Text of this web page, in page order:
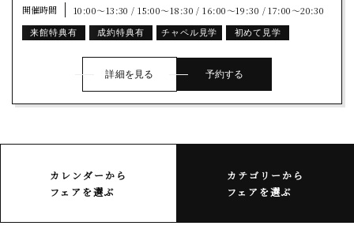
開催時間 10:00～13:30 / 15:00～18:30 / 16:00～19:30 / 17:00～20:30
来館特典有 成約特典有 チャペル見学
初めて見学
詳細を見る 予約する
カレンダーから
フェアを選ぶ
カテゴリーから
フェアを選ぶ